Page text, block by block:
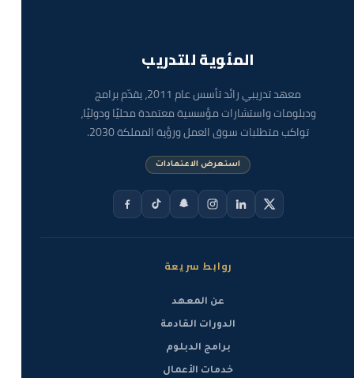
المئوية للتدريب
معهد تدريبي رائد تأسس عام 2011، يقدّم برامج
ودبلومات واستشارات مؤسسية معتمدة محليًا ودوليًا،
تواكب متطلبات سوق العمل ورؤية المملكة 2030.
استعرض الاعتمادات
روابط سريعة
عن المعهد
الدورات القادمة
برامج الدبلوم
خدمات الأعمال